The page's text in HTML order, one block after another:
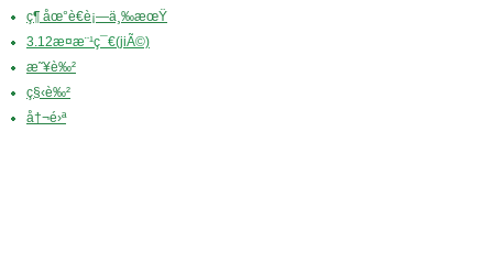
ç¶ åœ°è€è¡—ä¸‰æœŸ
3.12æ¤æ¨¹ç¯€(jiÃ©)
æ˜¥è‰²
ç§‹è‰²
å†¬é›ª